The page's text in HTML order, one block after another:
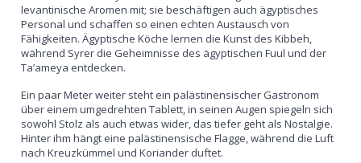
levantinische Aromen mit; sie beschäftigen auch ägyptisches
Personal und schaffen so einen echten Austausch von
Fähigkeiten. Ägyptische Köche lernen die Kunst des Kibbeh,
während Syrer die Geheimnisse des ägyptischen Fuul und der
Ta’ameya entdecken.
Ein paar Meter weiter steht ein palästinensischer Gastronom
über einem umgedrehten Tablett, in seinen Augen spiegeln sich
sowohl Stolz als auch etwas wider, das tiefer geht als Nostalgie.
Hinter ihm hängt eine palästinensische Flagge, während die Luft
nach Kreuzkümmel und Koriander duftet.